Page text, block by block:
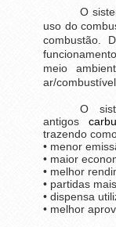
O
uso do
combustão.
meio
ar/
O
antigos
trazendo
• menor
• maior
• melhor
• partidas
• dispensa
• melhor